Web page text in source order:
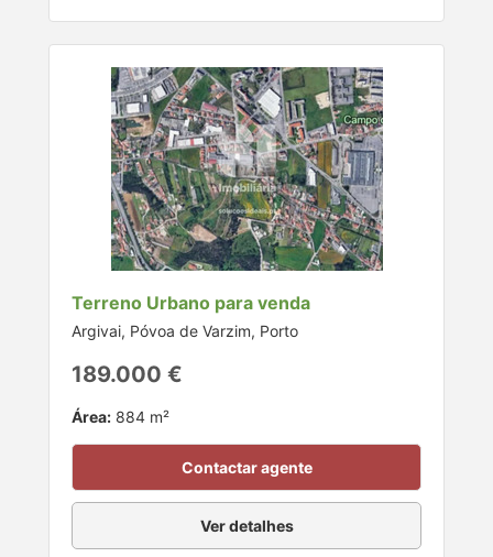
Terreno Urbano para venda
Argivai, Póvoa de Varzim, Porto
189.000 €
Área: 884 m²
Contactar agente
Ver detalhes